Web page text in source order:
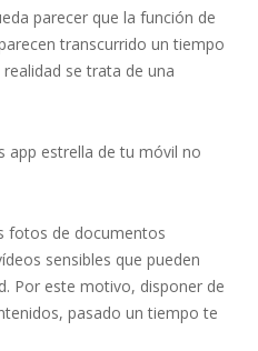
parecer que la función de
transcurrido un tiempo
se trata de una
app estrella de tu móvil no
fotos de documentos
sensibles que pueden
Por este motivo, disponer de
pasado un tiempo te